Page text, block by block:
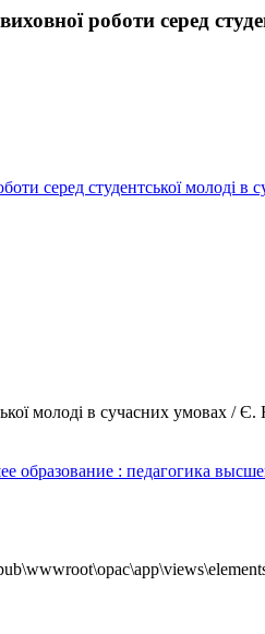
роботи серед
серед студентської молоді в
молоді в сучасних умовах
образование : педагогика